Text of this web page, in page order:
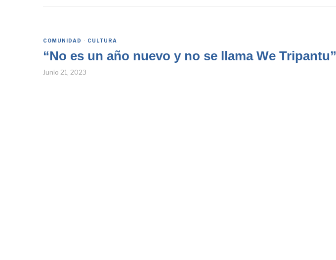
COMUNIDAD · CULTURA
“No es un año nuevo y no se llama We Tripantu”
Junio 21, 2023